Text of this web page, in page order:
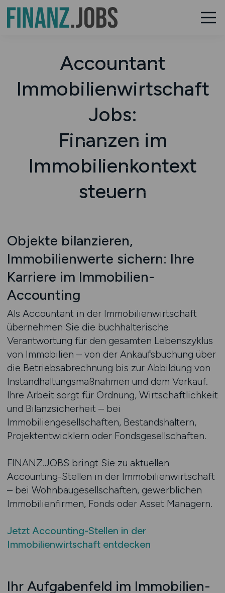
Accountant
Immobilienwirtschaft
Jobs:
Finanzen im
Immobilienkontext
steuern
Objekte bilanzieren,
Immobilienwerte sichern: Ihre
Karriere im Immobilien-
Accounting
Als Accountant in der Immobilienwirtschaft
übernehmen Sie die buchhalterische
Verantwortung für den gesamten Lebenszyklus
von Immobilien – von der Ankaufsbuchung über
die Betriebsabrechnung bis zur Abbildung von
Instandhaltungsmaßnahmen und dem Verkauf.
Ihre Arbeit sorgt für Ordnung, Wirtschaftlichkeit
und Bilanzsicherheit – bei
Immobiliengesellschaften, Bestandshaltern,
Projektentwicklern oder Fondsgesellschaften.
FINANZ.JOBS bringt Sie zu aktuellen
Accounting-Stellen in der Immobilienwirtschaft
– bei Wohnbaugesellschaften, gewerblichen
Immobilienfirmen, Fonds oder Asset Managern.
Jetzt Accounting-Stellen in der
Immobilienwirtschaft entdecken
Ihr Aufgabenfeld im Immobilien-